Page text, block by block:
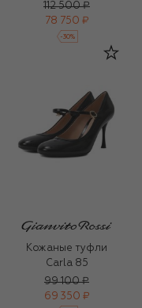
112 500 ₽
78 750 ₽
-30%
Кожаные туфли
Carla 85
99 100 ₽
69 350 ₽